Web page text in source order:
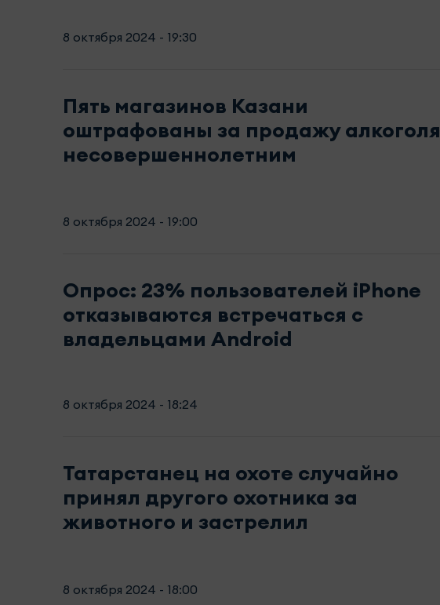
8 октября 2024 - 19:30
Пять магазинов Казани
оштрафованы за продажу алкоголя
несовершеннолетним
8 октября 2024 - 19:00
Опрос: 23% пользователей iPhone
отказываются встречаться с
владельцами Android
8 октября 2024 - 18:24
Татарстанец на охоте случайно
принял другого охотника за
животного и застрелил
8 октября 2024 - 18:00